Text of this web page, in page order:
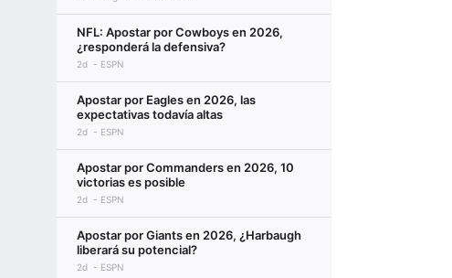
NFL: Apostar por Cowboys en 2026,
¿responderá la defensiva?
2d ESPN
Apostar por Eagles en 2026, las
expectativas todavía altas
2d ESPN
Apostar por Commanders en 2026, 10
victorias es posible
2d ESPN
Apostar por Giants en 2026, ¿Harbaugh
liberará su potencial?
2d ESPN